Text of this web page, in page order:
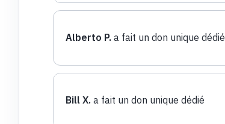
Alberto P. a fait un don unique dédié
Bill X. a fait un don unique dédié